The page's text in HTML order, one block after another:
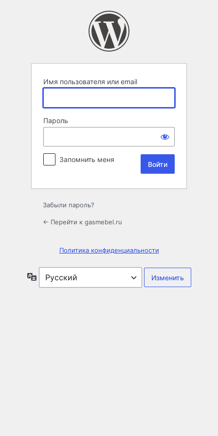
Имя пользователя или email
Пароль
Запомнить меня
Забыли пароль?
← Перейти к gasmebel.ru
Политика конфиденциальности
Язык